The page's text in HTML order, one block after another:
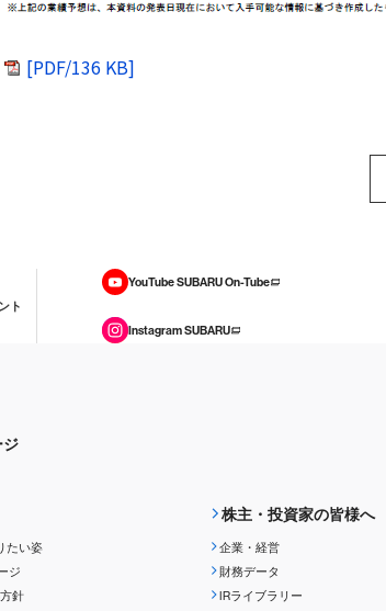
[PDF/136 KB]
ト
YouTube SUBARU On-Tube
Instagram SUBARU
ジ
たい姿
ジ
針
株主・投資家の皆様へ
企業・経営
財務データ
IRライブラリー